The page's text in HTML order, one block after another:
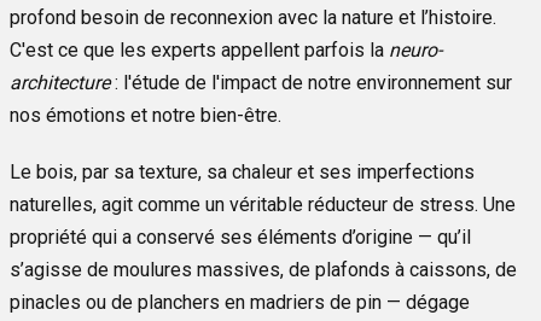
profond besoin de reconnexion avec la nature et l’histoire.
C'est ce que les experts appellent parfois la neuro-
architecture: l'étude de l'impact de notre environnement sur
nos émotions et notre bien-être.
Le bois, par sa texture, sa chaleur et ses imperfections
naturelles, agit comme un véritable réducteur de stress. Une
propriété qui a conservé ses éléments d’origine — qu’il
s’agisse de moulures massives, de plafonds à caissons, de
pinacles ou de planchers en madriers de pin — dégage